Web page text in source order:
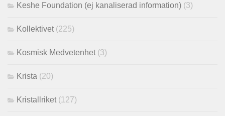
Keshe Foundation (ej kanaliserad information) (3)
Kollektivet (225)
Kosmisk Medvetenhet (3)
Krista (20)
Kristallriket (127)